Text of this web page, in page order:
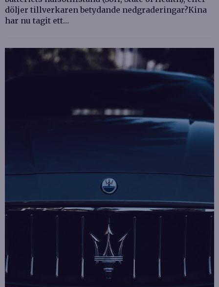
döljer tillverkaren betydande nedgraderingar?Kina
har nu tagit ett…